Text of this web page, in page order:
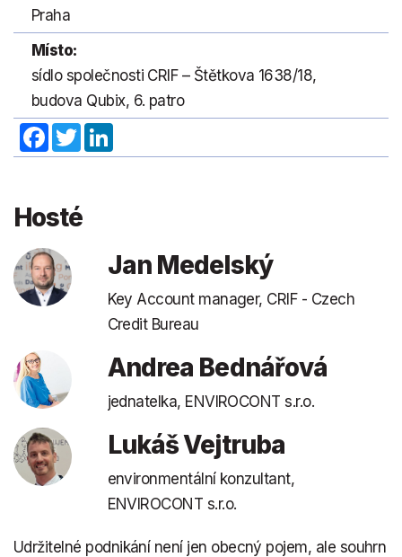
Praha
Místo:
sídlo společnosti CRIF – Štětkova 1638/18,
budova Qubix, 6. patro
Facebook
Twitter
Hosté
Jan Medelský
Key Account manager, CRIF - Czech
Credit Bureau
Andrea Bednářová
jednatelka, ENVIROCONT s.r.o.
Lukáš Vejtruba
environmentální konzultant,
ENVIROCONT s.r.o.
Udržitelné podnikání není jen obecný pojem, ale souhrn